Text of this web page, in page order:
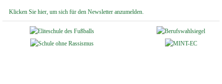
Klicken Sie hier, um sich für den Newsletter anzumelden.